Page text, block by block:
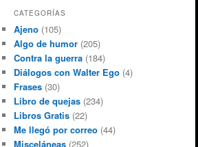
CATEGORÍAS
Ajeno (105)
Algo de humor (205)
Contra la guerra (184)
Diálogos con Walter Ego (4)
Frases (30)
Libro de quejas (234)
Libros Gratis (22)
Me llegó por correo (44)
Misceláneas (252)